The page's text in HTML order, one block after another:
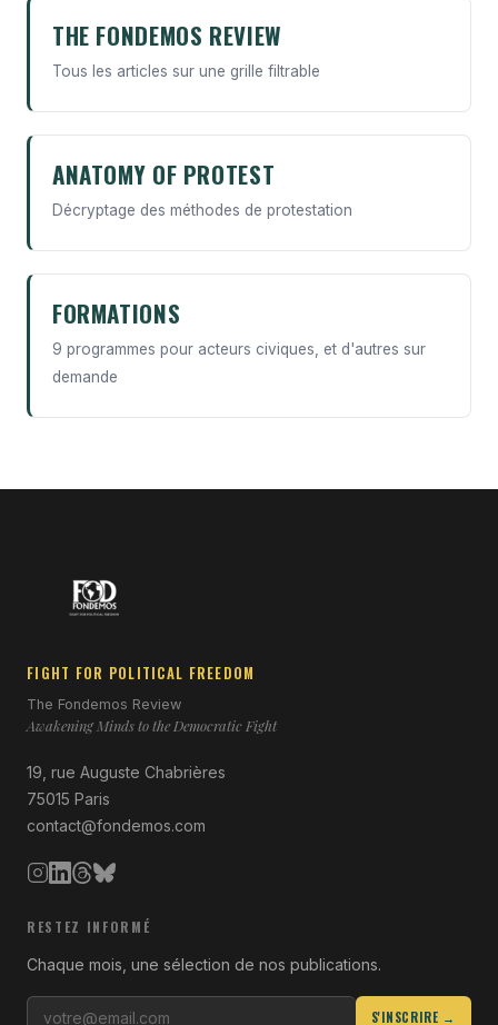
THE FONDEMOS REVIEW
Tous les articles sur une grille filtrable
ANATOMY OF PROTEST
Décryptage des méthodes de protestation
FORMATIONS
9 programmes pour acteurs civiques, et d'autres sur
demande
FIGHT FOR POLITICAL FREEDOM
The Fondemos Review
Awakening Minds to the Democratic Fight
19, rue Auguste Chabrières
75015 Paris
contact@fondemos.com
RESTEZ INFORMÉ
Chaque mois, une sélection de nos publications.
S'INSCRIRE →